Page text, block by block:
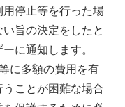
停止等を行った場
旨の決定をしたと
に通知します。
に多額の費用を有
ことが困難な場合